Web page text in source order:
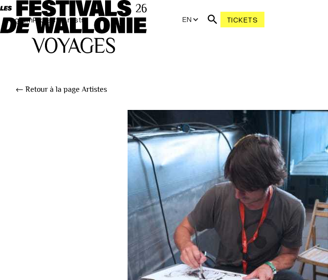
ProgramProjectsArtists EN TICKETS
← Retour à la page Artistes